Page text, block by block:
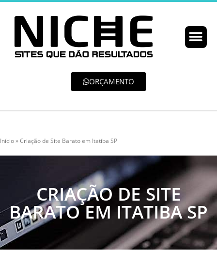
ORÇAMENTO
Início»Criação de Site Barato em Itatiba SP
CRIAÇÃO DE SITE
BARATO EM ITATIBA SP